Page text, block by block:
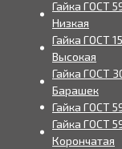
Гайка ГОСТ
Низкая
Гайка ГОСТ
Высокая
Гайка ГОСТ
Барашек
Гайка ГОСТ
Гайка ГОСТ
Корончатая